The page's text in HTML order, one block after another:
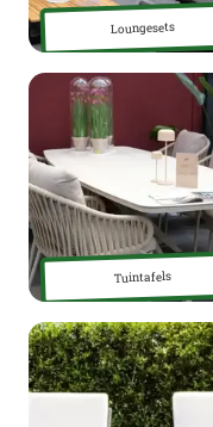
Loungesets
Tuintafels